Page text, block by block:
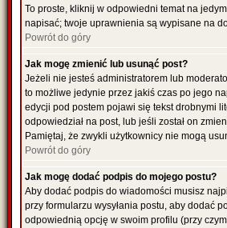
To proste, kliknij w odpowiedni temat na
napisać; twoje uprawnienia są wypisane na
Powrót do góry
Jak mogę zmienić lub usunąć post?
Jeżeli nie jesteś administratorem lub
to możliwe jedynie przez jakiś czas po jego
edycji pod postem pojawi się tekst drobnymi
odpowiedział na post, lub jeśli został on
Pamiętaj, że zwykli użytkownicy nie mogą
Powrót do góry
Jak mogę dodać podpis do mojego postu?
Aby dodać podpis do wiadomości musisz
przy formularzu wysyłania postu, aby dodać
odpowiednią opcję w swoim profilu (przy